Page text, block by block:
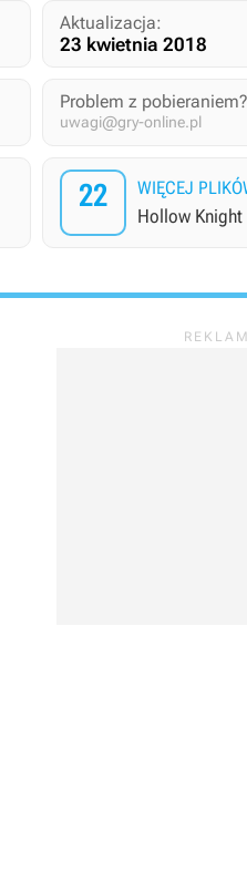
Aktualizacja:
23 kwietnia 2018
Problem z pobieraniem?
uwagi@gry-online.pl
22 WIĘCEJ
Hollow Knight